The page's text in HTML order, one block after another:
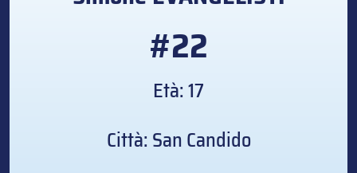
#22
Età: 17
Città: San Candido